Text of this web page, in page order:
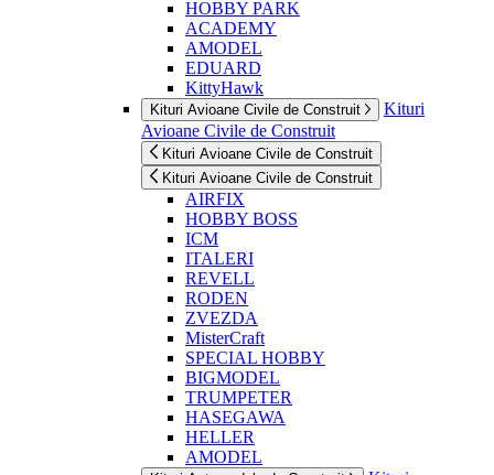
HOBBY PARK
ACADEMY
AMODEL
EDUARD
KittyHawk
Kituri Avioane Civile de Construit
Kituri
Avioane Civile de Construit
Kituri Avioane Civile de Construit
Kituri Avioane Civile de Construit
AIRFIX
HOBBY BOSS
ICM
ITALERI
REVELL
RODEN
ZVEZDA
MisterCraft
SPECIAL HOBBY
BIGMODEL
TRUMPETER
HASEGAWA
HELLER
AMODEL